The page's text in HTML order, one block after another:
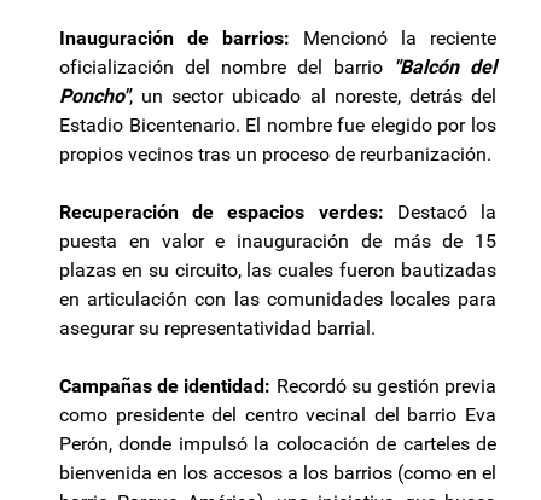
Inauguración de barrios: Mencionó la reciente
oficialización del nombre del barrio "Balcón del
Poncho", un sector ubicado al noreste, detrás del
Estadio Bicentenario. El nombre fue elegido por los
propios vecinos tras un proceso de reurbanización.
Recuperación de espacios verdes: Destacó la
puesta en valor e inauguración de más de 15
plazas en su circuito, las cuales fueron bautizadas
en articulación con las comunidades locales para
asegurar su representatividad barrial.
Campañas de identidad: Recordó su gestión previa
como presidente del centro vecinal del barrio Eva
Perón, donde impulsó la colocación de carteles de
bienvenida en los accesos a los barrios (como en el